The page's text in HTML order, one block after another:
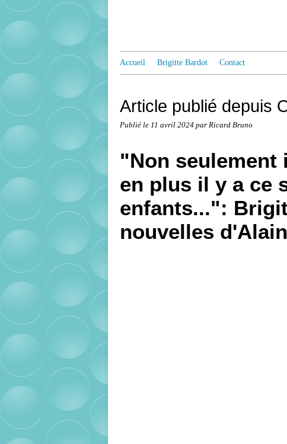
Accueil Brigitte Bardot Contact
Article publié depuis
Publié le 11 avril 2024 par Ricard Bruno
"Non seulement
en plus il y a ce
enfants...":
nouvelles